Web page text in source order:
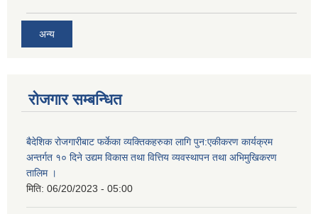
अन्य
रोजगार सम्बन्धित
बैदेशिक रोजगारीबाट फर्केका व्यक्तिकहरुका लागि पुन:एकीकरण कार्यक्रम
अन्तर्गत १० दिने उद्यम विकास तथा वित्तिय व्यवस्थापन तथा अभिमुखिकरण
तालिम ।
मिति: 06/20/2023 - 05:00